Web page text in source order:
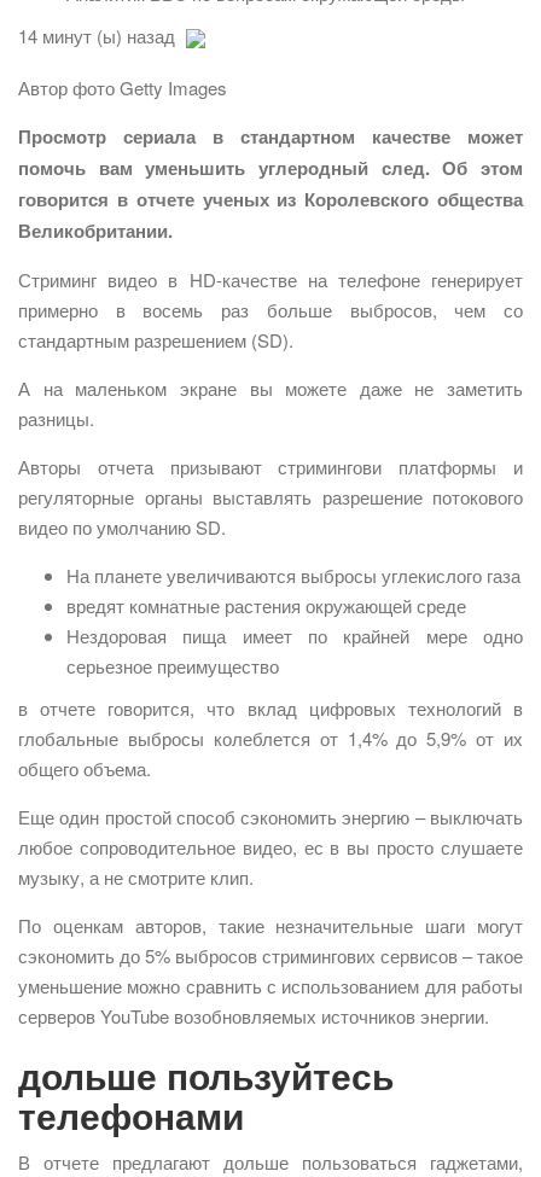
14 минут (ы) назад
Автор фото Getty Images
Просмотр сериала в стандартном качестве может
помочь вам уменьшить углеродный след. Об этом
говорится в отчете ученых из Королевского общества
Великобритании.
Стриминг видео в HD-качестве на телефоне генерирует
примерно в восемь раз больше выбросов, чем со
стандартным разрешением (SD).
А на маленьком экране вы можете даже не заметить
разницы.
Авторы отчета призывают стримингови платформы и
регуляторные органы выставлять разрешение потокового
видео по умолчанию SD.
На планете увеличиваются выбросы углекислого газа
вредят комнатные растения окружающей среде
Нездоровая пища имеет по крайней мере одно
серьезное преимущество
в отчете говорится, что вклад цифровых технологий в
глобальные выбросы колеблется от 1,4% до 5,9% от их
общего объема.
Еще один простой способ сэкономить энергию – выключать
любое сопроводительное видео, ес в вы просто слушаете
музыку, а не смотрите клип.
По оценкам авторов, такие незначительные шаги могут
сэкономить до 5% выбросов стримингових сервисов – такое
уменьшение можно сравнить с использованием для работы
серверов YouTube возобновляемых источников энергии.
дольше пользуйтесь
телефонами
В отчете предлагают дольше пользоваться гаджетами,